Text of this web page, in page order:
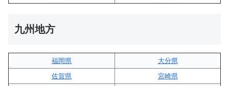
九州地方
福岡県
大分県
佐賀県
宮崎県